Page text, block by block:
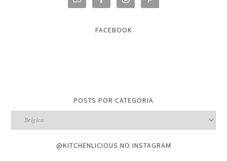
FACEBOOK
POSTS POR CATEGORIA
@KITCHENLICIOUS NO INSTAGRAM